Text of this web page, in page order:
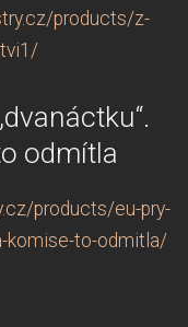
products/z-
odmítla
products/eu-pry-
komise-to-odmitla/